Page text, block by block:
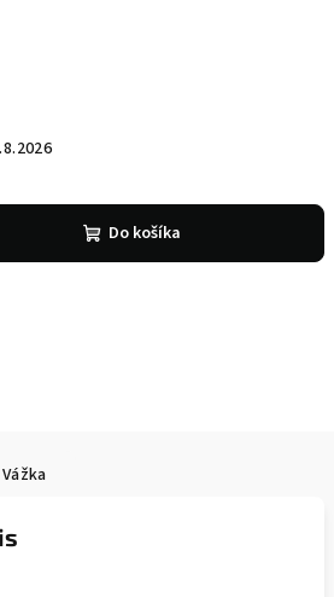
Do košíka
Vážka